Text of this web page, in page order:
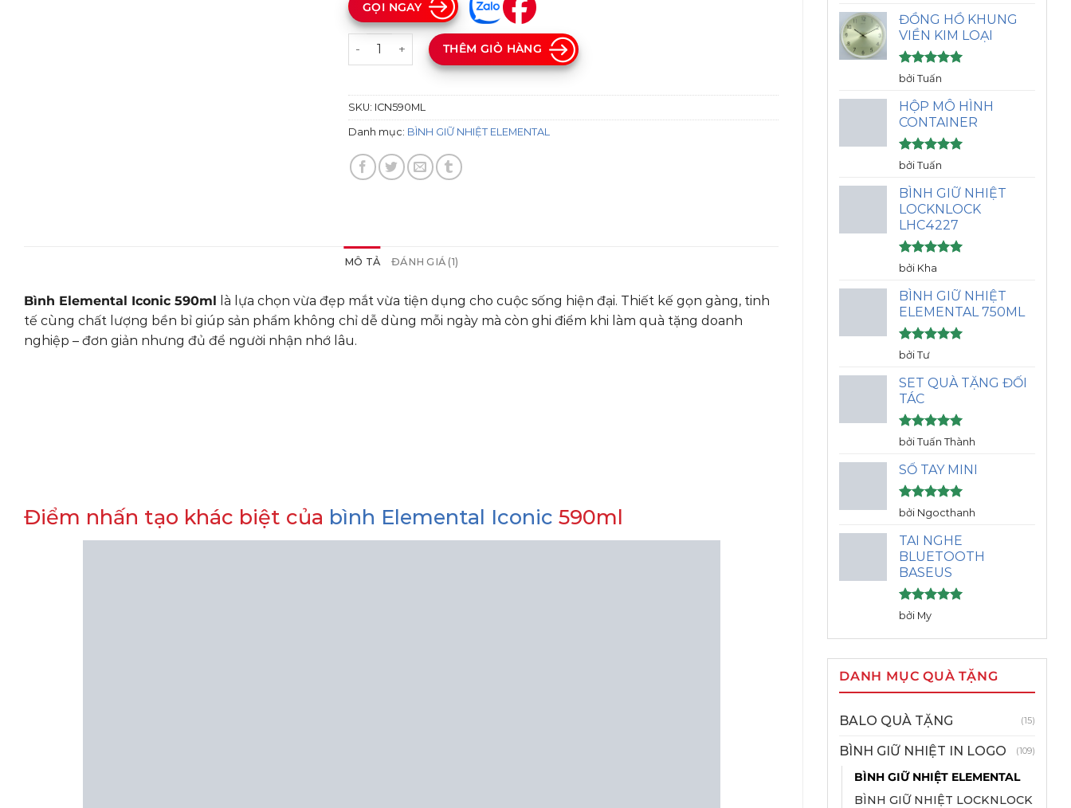
sao
ĐỒNG HỒ KHUNG
VIỀN KIM LOẠI
Được xếp
sao
bởi Tuấn
HỘP MÔ HÌNH
CONTAINER
Được xếp
sao
bởi Tuấn
BÌNH GIỮ NHIỆT
LOCKNLOCK
LHC4227
Được xếp
sao
bởi Kha
BÌNH GIỮ NHIỆT
ELEMENTAL 750ML
Được xếp
sao
bởi Tư
SET QUÀ TẶNG ĐỐI
TÁC
Được xếp
sao
bởi Tuấn Thành
SỔ TAY MINI
Được xếp
hạng5
sao
bởi Ngocthanh
TAI NGHE
BLUETOOTH
BASEUS
Được xếp
hạng
sao
bởi My
DANH MỤC QUÀ TẶNG
BALO QUÀ TẶNG (15)
BÌNH GIỮ NHIỆT IN LOGO (109)
BÌNH GIỮ NHIỆT ELEMENTAL
BÌNH GIỮ NHIỆT LOCKNLOCK
GỌI NGAY
BÌNH ELEMENTAL ICONIC 590ML số lượng
THÊM GIỎ HÀNG
SKU: ICN590ML
Danh mục: BÌNH GIỮ NHIỆT ELEMENTAL
MÔ TẢ ĐÁNH GIÁ (1)
Bình Elemental Iconic 590ml là lựa chọn vừa đẹp mắt vừa tiện dụng cho cuộc sống hiện đại. Thiết kế gọn gàng, tinh
tế cùng chất lượng bền bỉ giúp sản phẩm không chỉ dễ dùng mỗi ngày mà còn ghi điểm khi làm quà tặng doanh
nghiệp – đơn giản nhưng đủ để người nhận nhớ lâu.
Điểm nhấn tạo khác biệt của bình Elemental Iconic 590ml